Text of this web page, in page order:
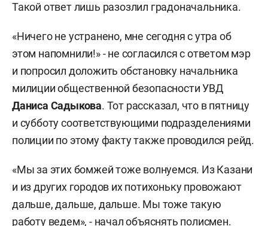
Такой ответ лишь разозлил градоначальника.
«Ничего не устранено, мне сегодня с утра об
этом напомнили!» - не согласился с ответом мэр
и попросил доложить обстановку начальника
милиции общественной безопасности УВД
Даниса Садыкова. Тот рассказал, что в пятницу
и субботу соответствующими подразделениями
полиции по этому факту также проводился рейд.
«Мы за этих бомжей тоже волнуемся. Из Казани
и из других городов их потихоньку провожают
дальше, дальше, дальше. Мы тоже такую
работу ведем», - начал объяснять полисмен.